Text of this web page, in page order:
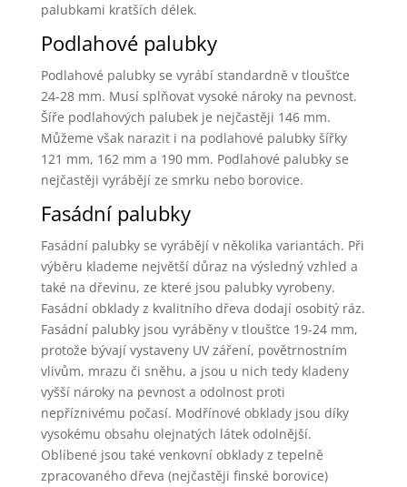
palubkami kratších délek.
Podlahové palubky
Podlahové palubky se vyrábí standardně v tloušťce
24-28 mm. Musí splňovat vysoké nároky na pevnost.
Šíře podlahových palubek je nejčastěji 146 mm.
Můžeme však narazit i na podlahové palubky šířky
121 mm, 162 mm a 190 mm. Podlahové palubky se
nejčastěji vyrábějí ze smrku nebo borovice.
Fasádní palubky
Fasádní palubky se vyrábějí v několika variantách. Při
výběru klademe největší důraz na výsledný vzhled a
také na dřevinu, ze které jsou palubky vyrobeny.
Fasádní obklady z kvalitního dřeva dodají osobitý ráz.
Fasádní palubky jsou vyráběny v tloušťce 19-24 mm,
protože bývají vystaveny UV záření, povětrnostním
vlivům, mrazu či sněhu, a jsou u nich tedy kladeny
vyšší nároky na pevnost a odolnost proti
nepříznivému počasí. Modřínové obklady jsou díky
vysokému obsahu olejnatých látek odolnější.
Oblíbené jsou také venkovní obklady z tepelně
zpracovaného dřeva (nejčastěji finské borovice)